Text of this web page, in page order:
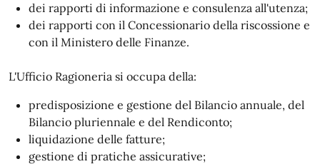
dei rapporti di informazione e consulenza all'utenza;
dei rapporti con il Concessionario della riscossione e
con il Ministero delle Finanze.
L'Ufficio Ragioneria si occupa della:
predisposizione e gestione del Bilancio annuale, del
Bilancio pluriennale e del Rendiconto;
liquidazione delle fatture;
gestione di pratiche assicurative;